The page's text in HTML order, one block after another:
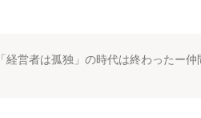
「経営者は孤独」の時代は終わったー